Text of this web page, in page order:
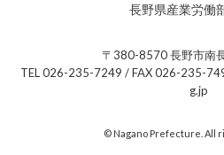
長野県産業労働
〒380-8570 長野市南
TEL 026-235-7249 / FAX 026-235-
g.jp
© Nagano Prefecture. All